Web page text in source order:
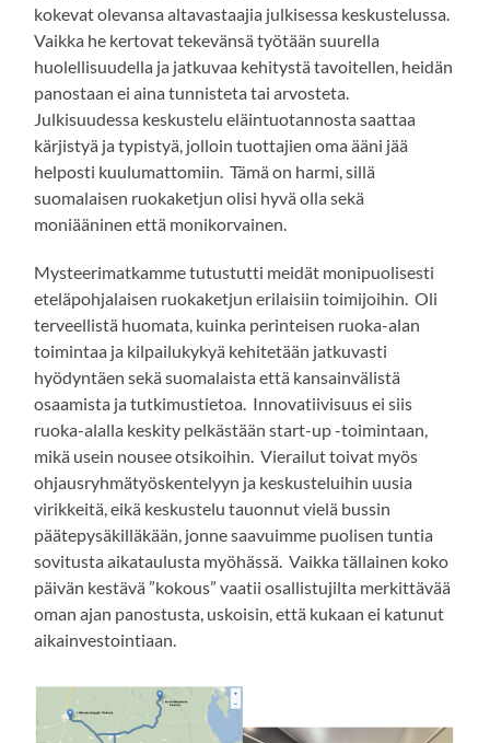
kokevat olevansa altavastaajia julkisessa keskustelussa.
Vaikka he kertovat tekevänsä työtään suurella
huolellisuudella ja jatkuvaa kehitystä tavoitellen, heidän
panostaan ei aina tunnisteta tai arvosteta.
Julkisuudessa keskustelu eläintuotannosta saattaa
kärjistyä ja typistyä, jolloin tuottajien oma ääni jää
helposti kuulumattomiin. Tämä on harmi, sillä
suomalaisen ruokaketjun olisi hyvä olla sekä
moniääninen että monikorvainen.
Mysteerimatkamme tutustutti meidät monipuolisesti
eteläpohjalaisen ruokaketjun erilaisiin toimijoihin. Oli
terveellistä huomata, kuinka perinteisen ruoka-alan
toimintaa ja kilpailukykyä kehitetään jatkuvasti
hyödyntäen sekä suomalaista että kansainvälistä
osaamista ja tutkimustietoa. Innovatiivisuus ei siis
ruoka-alalla keskity pelkästään start-up -toimintaan,
mikä usein nousee otsikoihin. Vierailut toivat myös
ohjausryhmätyöskentelyyn ja keskusteluihin uusia
virikkeitä, eikä keskustelu tauonnut vielä bussin
päätepysäkilläkään, jonne saavuimme puolisen tuntia
sovitusta aikataulusta myöhässä. Vaikka tällainen koko
päivän kestävä ”kokous” vaatii osallistujilta merkittävää
oman ajan panostusta, uskoisin, että kukaan ei katunut
aikainvestointiaan.